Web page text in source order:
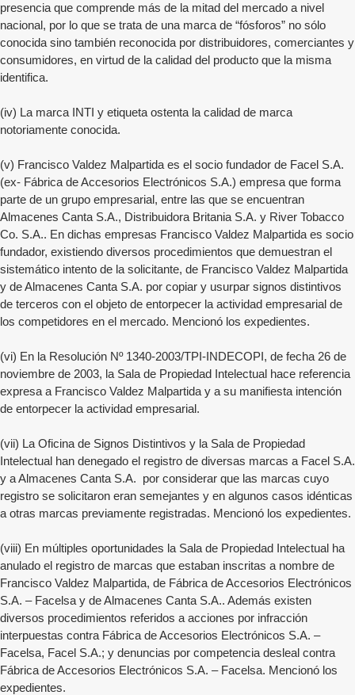
presencia que comprende más de la mitad del mercado a nivel
nacional, por lo que se trata de una marca de “fósforos” no sólo
conocida sino también reconocida por distribuidores, comerciantes y
consumidores, en virtud de la calidad del producto que la misma
identifica.
(iv) La marca INTI y etiqueta ostenta la calidad de marca
notoriamente conocida.
(v) Francisco Valdez Malpartida es el socio fundador de Facel S.A.
(ex- Fábrica de Accesorios Electrónicos S.A.) empresa que forma
parte de un grupo empresarial, entre las que se encuentran
Almacenes Canta S.A., Distribuidora Britania S.A. y River Tobacco
Co. S.A.. En dichas empresas Francisco Valdez Malpartida es socio
fundador, existiendo diversos procedimientos que demuestran el
sistemático intento de la solicitante, de Francisco Valdez Malpartida
y de Almacenes Canta S.A. por copiar y usurpar signos distintivos
de terceros con el objeto de entorpecer la actividad empresarial de
los competidores en el mercado. Mencionó los expedientes.
(vi) En la Resolución Nº 1340-2003/TPI-INDECOPI, de fecha 26 de
noviembre de 2003, la Sala de Propiedad Intelectual hace referencia
expresa a Francisco Valdez Malpartida y a su manifiesta intención
de entorpecer la actividad empresarial.
(vii) La Oficina de Signos Distintivos y la Sala de Propiedad
Intelectual han denegado el registro de diversas marcas a Facel S.A.
y a Almacenes Canta S.A. por considerar que las marcas cuyo
registro se solicitaron eran semejantes y en algunos casos idénticas
a otras marcas previamente registradas. Mencionó los expedientes.
(viii) En múltiples oportunidades la Sala de Propiedad Intelectual ha
anulado el registro de marcas que estaban inscritas a nombre de
Francisco Valdez Malpartida, de Fábrica de Accesorios Electrónicos
S.A. – Facelsa y de Almacenes Canta S.A.. Además existen
diversos procedimientos referidos a acciones por infracción
interpuestas contra Fábrica de Accesorios Electrónicos S.A. –
Facelsa, Facel S.A.; y denuncias por competencia desleal contra
Fábrica de Accesorios Electrónicos S.A. – Facelsa. Mencionó los
expedientes.